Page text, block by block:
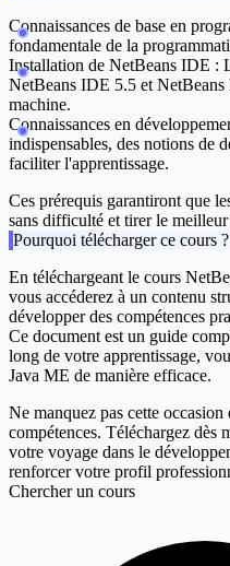
Connaissances de base en
fondamentale de la
Installation de NetBeans IDE :
NetBeans IDE 5.5 et
machine.
Connaissances en
indispensables, des notions de
faciliter l'apprentissage.
Ces prérequis garantiront que
sans difficulté et tirer le
Pourquoi télécharger ce cours ?
En téléchargeant le cours
vous accéderez à un contenu
développer des compétences
Ce document est un guide
long de votre apprentissage,
Java ME de manière efficace.
Ne manquez pas cette
compétences. Téléchargez dès
votre voyage dans le
renforcer votre profil
Chercher un cours